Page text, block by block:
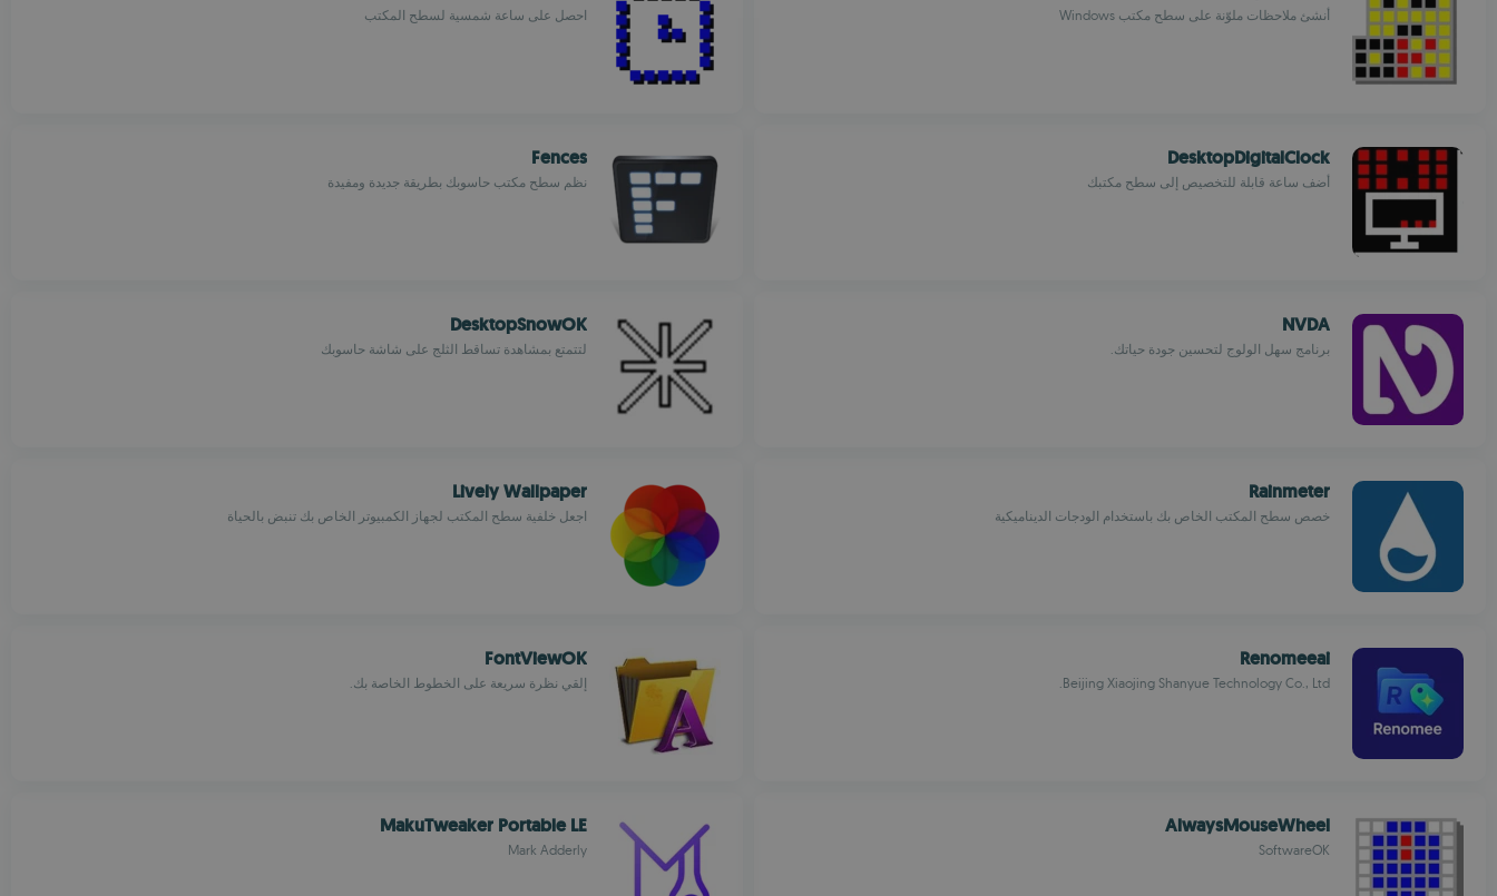
أنشئ ملاحظات ملوّنة على سطح مكتب Windows احصل على ساعة شمسية لسطح المكتب
DesktopDigitalClock
أضف ساعة قابلة للتخصيص إلى سطح مكتبك
Fences
نظم سطح مكتب حاسوبك بطريقة جديدة ومفيدة
NVDA
برنامج سهل الولوج لتحسين جودة حياتك.
DesktopSnowOK
لتتمتع بمشاهدة تساقط الثلج على شاشة حاسوبك
Rainmeter
خصص سطح المكتب الخاص بك باستخدام الودجات الديناميكية
Lively Wallpaper
اجعل خلفية سطح المكتب لجهاز الكمبيوتر الخاص بك تنبض بالحياة
Renomeeai
Beijing Xiaojing Shanyue Technology Co., Ltd.
FontViewOK
إلقي نظرة سريعة على الخطوط الخاصة بك.
AlwaysMouseWheel
SoftwareOK
MakuTweaker Portable LE
Mark Adderly